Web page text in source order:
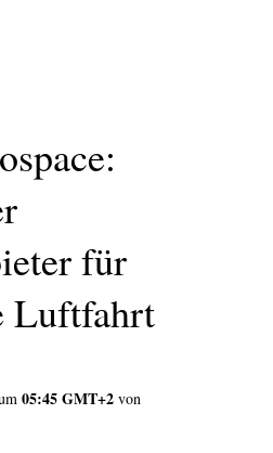
für
Luftfahrt
05:45 GMT+2 von